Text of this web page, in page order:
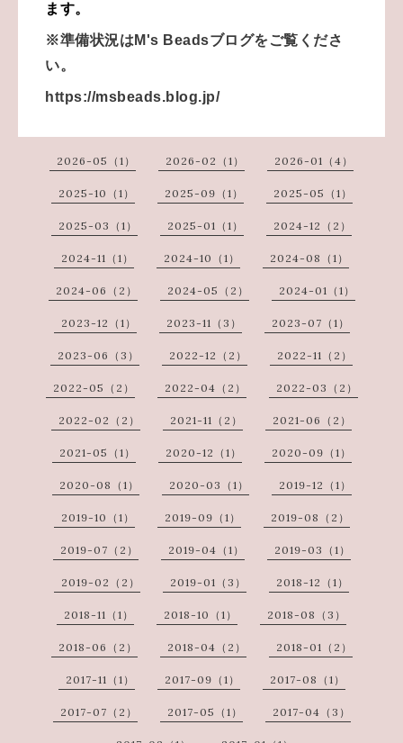
ます。
※準備状況はM's Beadsブログをご覧くださ
い。
https://msbeads.blog.jp/
2026-05（1） 2026-02（1） 2026-01（4）
2025-10（1） 2025-09（1） 2025-05（1）
2025-03（1） 2025-01（1） 2024-12（2）
2024-11（1） 2024-10（1） 2024-08（1）
2024-06（2） 2024-05（2） 2024-01（1）
2023-12（1） 2023-11（3） 2023-07（1）
2023-06（3） 2022-12（2） 2022-11（2）
2022-05（2） 2022-04（2） 2022-03（2）
2022-02（2） 2021-11（2） 2021-06（2）
2021-05（1） 2020-12（1） 2020-09（1）
2020-08（1） 2020-03（1） 2019-12（1）
2019-10（1） 2019-09（1） 2019-08（2）
2019-07（2） 2019-04（1） 2019-03（1）
2019-02（2） 2019-01（3） 2018-12（1）
2018-11（1） 2018-10（1） 2018-08（3）
2018-06（2） 2018-04（2） 2018-01（2）
2017-11（1） 2017-09（1） 2017-08（1）
2017-07（2） 2017-05（1） 2017-04（3）